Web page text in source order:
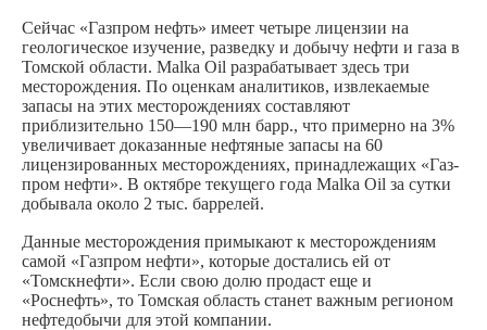
Сейчас «Газпром нефть» имеет четыре лицензии на
геологическое изучение, разведку и добычу нефти и газа в
Томской области. Malka Oil разрабатывает здесь три
месторождения. По оценкам аналитиков, извлекаемые
запасы на этих месторождениях составляют
приблизительно 150—190 млн барр., что примерно на 3%
увеличивает доказанные нефтяные запасы на 60
лицензированных месторождениях, принадлежащих «Газ­
пром нефти». В октябре текущего года Malka Oil за сутки
добывала около 2 тыс. баррелей.
Данные месторождения примыкают к месторождениям
самой «Газпром нефти», которые достались ей от
«Томскнефти». Если свою долю продаст еще и
«Роснефть», то Томская область станет важным регионом
нефтедобычи для этой компании.